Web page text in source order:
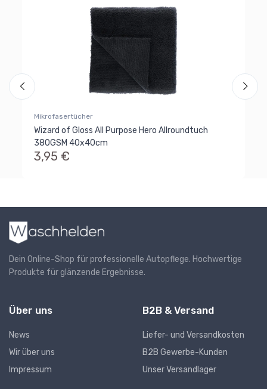
Mikrofasertücher
Wizard of Gloss All Purpose Hero Allroundtuch
380GSM 40x40cm
3,95 €
Dein Online-Shop für professionelle Autopflege. Hochwertige
Produkte für glänzende Ergebnisse.
Über uns
News
Wir über uns
Impressum
B2B & Versand
Liefer- und Versandkosten
B2B Gewerbe-Kunden
Unser Versandlager